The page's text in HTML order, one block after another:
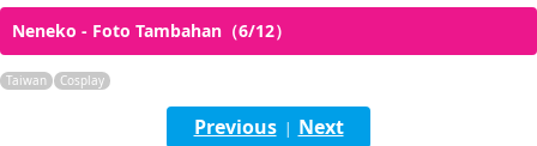
簡体中文
English
Neneko - Foto Tambahan（6/12）
Taiwan Cosplay
Previous| Next